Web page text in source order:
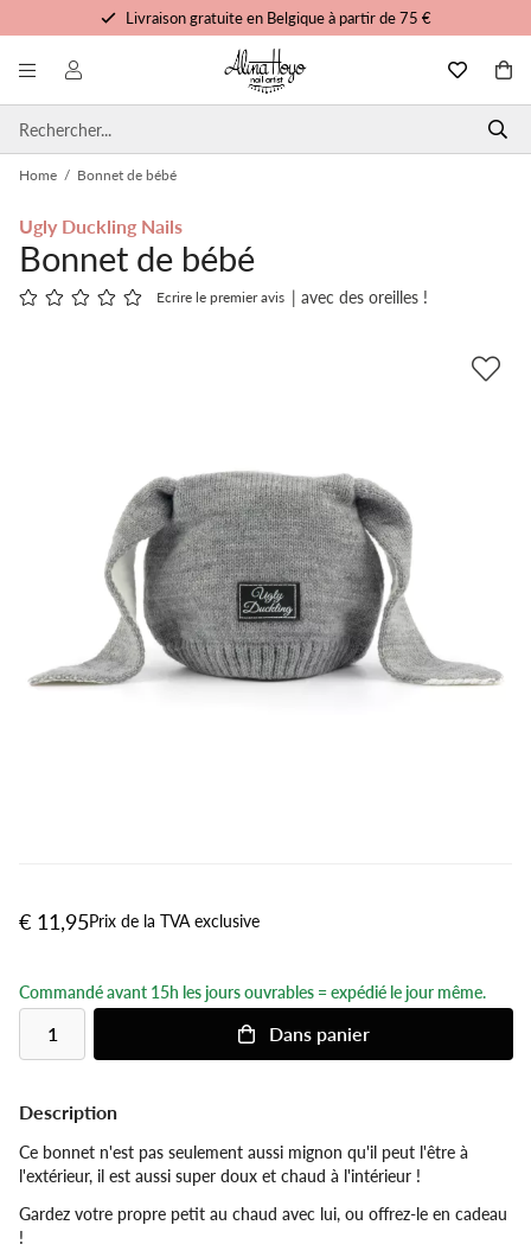
Livraison gratuite en Belgique à partir de 75 €
Formation et tutoriels gratuits
Commandé avant 15h00, expédié aujourd'hui
Home / Bonnet de bébé
Ugly Duckling Nails
Bonnet de bébé
Ecrire le premier avis | avec des oreilles !
€ 11,95Prix de la TVA exclusive
Commandé avant 15h les jours ouvrables = expédié le jour même.
Dans panier
Description
Ce bonnet n'est pas seulement aussi mignon qu'il peut l'être à
l'extérieur, il est aussi super doux et chaud à l'intérieur !
Gardez votre propre petit au chaud avec lui, ou offrez-le en cadeau
!